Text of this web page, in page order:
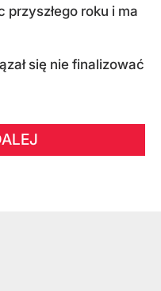
przyszłego roku i ma
się nie finalizować